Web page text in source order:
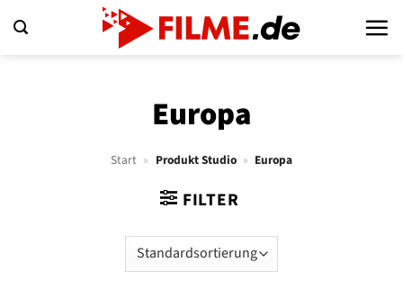
Inhalt
Europa
Start » Produkt Studio » Europa
FILTER